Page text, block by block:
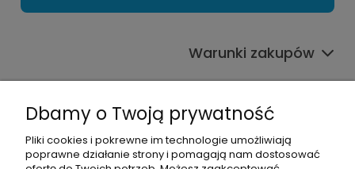
Warunki zakupów
Informacje o sklepie
Moje konto
Pomoc
Dbamy o Twoją prywatność
Pliki cookies i pokrewne im technologie umożliwiają
poprawne działanie strony i pomagają nam dostosować